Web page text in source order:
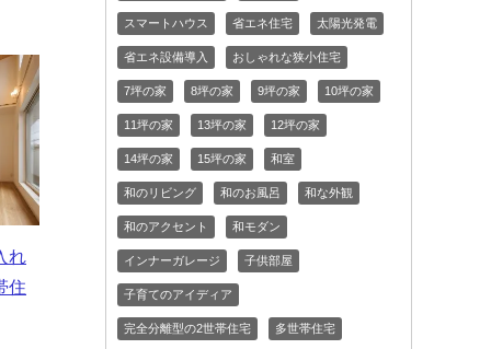
れ
住
スマートハウス 省エネ住宅 太陽光発電
省エネ設備導入 おしゃれな狭小住宅
7坪の家 8坪の家 9坪の家 10坪の家
11坪の家 13坪の家 12坪の家
14坪の家 15坪の家 和室
和のリビング 和のお風呂 和な外観
和のアクセント 和モダン
インナーガレージ 子供部屋
子育てのアイディア
完全分離型の2世帯住宅 多世帯住宅